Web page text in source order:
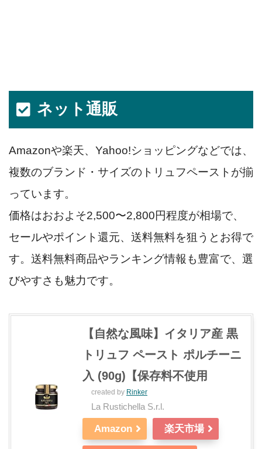
ネット通販
Amazonや楽天、Yahoo!ショッピングなどでは、
複数のブランド・サイズのトリュフペーストが揃
っています。
価格はおおよそ2,500〜2,800円程度が相場で、
セールやポイント還元、送料無料を狙うとお得で
す。送料無料商品やランキング情報も豊富で、選
びやすさも魅力です。
【自然な風味】イタリア産 黒
トリュフ ペースト ポルチーニ
入 (90g)【保存料不使用
created by Rinker
La Rustichella S.r.l.
Amazon 楽天市場